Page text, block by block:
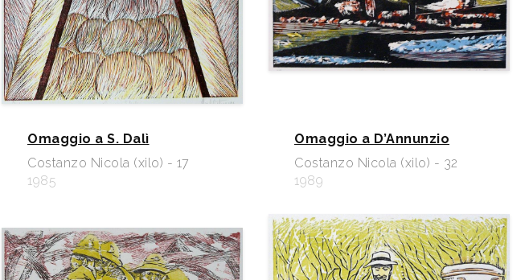
Omaggio a S. Dalì
Costanzo Nicola (xilo) - 17
1985
Omaggio a D’Annunzio
Costanzo Nicola (xilo) - 32
1989